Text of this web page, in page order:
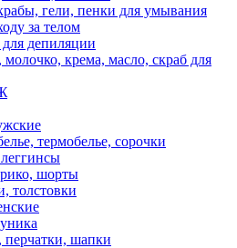
гели, пенки для умывания
за телом
для депиляции
молочко, крема, масло, скраб для
термобелье, сорочки
шорты
толстовки
перчатки, шапки